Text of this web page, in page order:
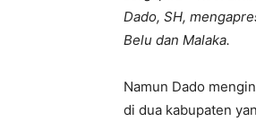
Dado, SH,
Belu dan Malaka.
Namun Dado
di dua kabupaten